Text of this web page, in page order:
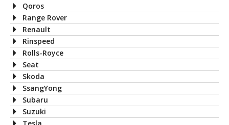
Qoros
Range Rover
Renault
Rinspeed
Rolls-Royce
Seat
Skoda
SsangYong
Subaru
Suzuki
Tesla